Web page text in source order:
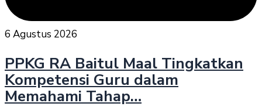
6 Agustus 2026
PPKG RA Baitul Maal Tingkatkan
Kompetensi Guru dalam
Memahami Tahap…